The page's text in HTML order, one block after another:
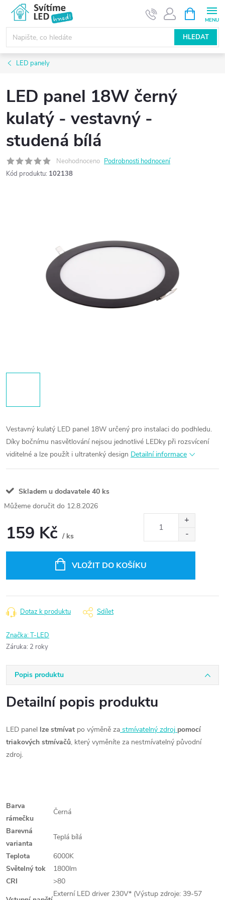
obsah
HLEDAT
NÁKUPNÍ
KOŠÍK
LED panely
LED panel 18W černý
kulatý - vestavný -
studená bílá
Neohodnoceno Podrobnosti hodnocení
Kód produktu: 102138
Vestavný kulatý LED panel 18W určený pro instalaci do podhledu.
Díky bočnímu nasvětlování nejsou jednotlivé LEDky při rozsvícení
viditelné a lze použít i ultratenký design Detailní informace
Skladem u dodavatele 40 ks
12.8.2026
159 Kč / ks
VLOŽIT DO KOŠÍKU
Dotaz k produktu Sdílet
Značka:T-LED
Záruka: 2 roky
Popis produktu
Detailní popis produktu
LED panel lze stmívat po výměně za stmívatelný zdroj pomocí
triakových stmívačů, který vyměníte za nestmívatelný původní
zdroj.
Barva
rámečku
Černá
Barevná
varianta
Teplá bílá
Teplota
6000K
Světelný tok
1800lm
CRI
>80
Externí LED driver 230V* (Výstup zdroje: 39-57